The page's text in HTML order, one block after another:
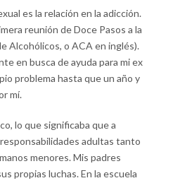
es la relación en la adicción.
reunión de Doce Pasos a la
Alcohólicos, o ACA en inglés).
en busca de ayuda para mi ex
problema hasta que un año y
mí.
lo que significaba que a
adultas tanto
menores. Mis padres
propias luchas. En la escuela